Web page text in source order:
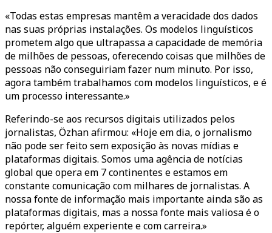
«Todas estas empresas mantêm a veracidade dos dados
nas suas próprias instalações. Os modelos linguísticos
prometem algo que ultrapassa a capacidade de memória
de milhões de pessoas, oferecendo coisas que milhões de
pessoas não conseguiriam fazer num minuto. Por isso,
agora também trabalhamos com modelos linguísticos, e é
um processo interessante.»
Referindo-se aos recursos digitais utilizados pelos
jornalistas, Özhan afirmou: «Hoje em dia, o jornalismo
não pode ser feito sem exposição às novas mídias e
plataformas digitais. Somos uma agência de notícias
global que opera em 7 continentes e estamos em
constante comunicação com milhares de jornalistas. A
nossa fonte de informação mais importante ainda são as
plataformas digitais, mas a nossa fonte mais valiosa é o
repórter, alguém experiente e com carreira.»